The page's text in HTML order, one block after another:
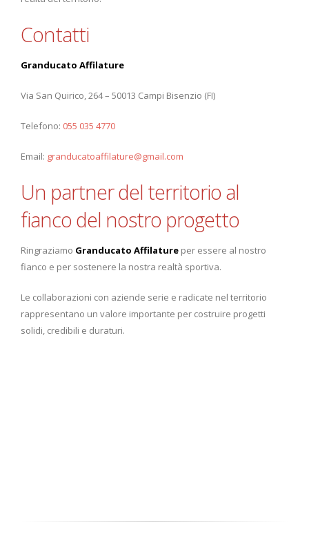
Contatti
Granducato Affilature
Via San Quirico, 264 – 50013 Campi Bisenzio (FI)
Telefono: 055 035 4770
Email: granducatoaffilature@gmail.com
Un partner del territorio al
fianco del nostro progetto
Ringraziamo Granducato Affilature per essere al nostro
fianco e per sostenere la nostra realtà sportiva.
Le collaborazioni con aziende serie e radicate nel territorio
rappresentano un valore importante per costruire progetti
solidi, credibili e duraturi.